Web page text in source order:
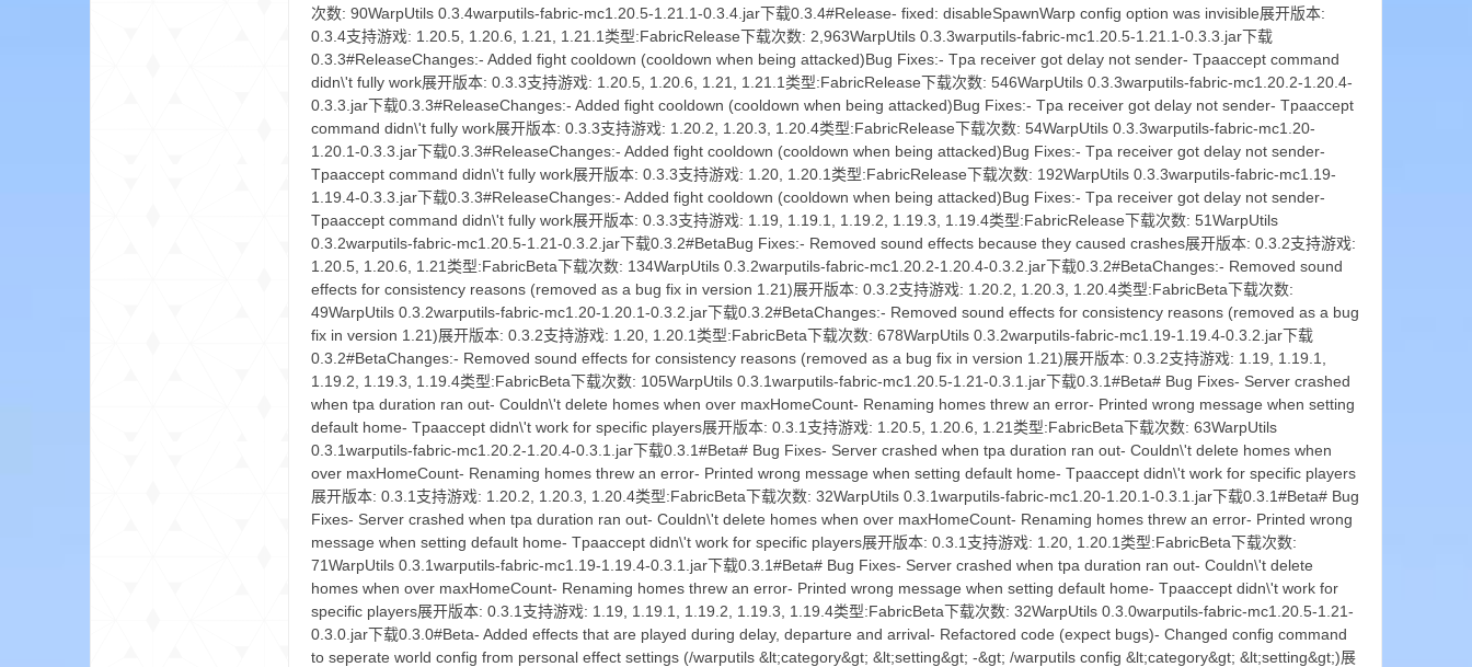
次数: 90WarpUtils 0.3.4warputils-fabric-mc1.20.5-1.21.1-0.3.4.jar下载0.3.4#Release- fixed: disableSpawnWarp config option was invisible展开版本:
0.3.4支持游戏: 1.20.5, 1.20.6, 1.21, 1.21.1类型:FabricRelease下载次数: 2,963WarpUtils 0.3.3warputils-fabric-mc1.20.5-1.21.1-0.3.3.jar下载
0.3.3#ReleaseChanges:- Added fight cooldown (cooldown when being attacked)Bug Fixes:- Tpa receiver got delay not sender- Tpaaccept command
didn\'t fully work展开版本: 0.3.3支持游戏: 1.20.5, 1.20.6, 1.21, 1.21.1类型:FabricRelease下载次数: 546WarpUtils 0.3.3warputils-fabric-mc1.20.2-1.20.4-
0.3.3.jar下载0.3.3#ReleaseChanges:- Added fight cooldown (cooldown when being attacked)Bug Fixes:- Tpa receiver got delay not sender- Tpaaccept
command didn\'t fully work展开版本: 0.3.3支持游戏: 1.20.2, 1.20.3, 1.20.4类型:FabricRelease下载次数: 54WarpUtils 0.3.3warputils-fabric-mc1.20-
1.20.1-0.3.3.jar下载0.3.3#ReleaseChanges:- Added fight cooldown (cooldown when being attacked)Bug Fixes:- Tpa receiver got delay not sender-
Tpaaccept command didn\'t fully work展开版本: 0.3.3支持游戏: 1.20, 1.20.1类型:FabricRelease下载次数: 192WarpUtils 0.3.3warputils-fabric-mc1.19-
1.19.4-0.3.3.jar下载0.3.3#ReleaseChanges:- Added fight cooldown (cooldown when being attacked)Bug Fixes:- Tpa receiver got delay not sender-
Tpaaccept command didn\'t fully work展开版本: 0.3.3支持游戏: 1.19, 1.19.1, 1.19.2, 1.19.3, 1.19.4类型:FabricRelease下载次数: 51WarpUtils
0.3.2warputils-fabric-mc1.20.5-1.21-0.3.2.jar下载0.3.2#BetaBug Fixes:- Removed sound effects because they caused crashes展开版本: 0.3.2支持游戏:
1.20.5, 1.20.6, 1.21类型:FabricBeta下载次数: 134WarpUtils 0.3.2warputils-fabric-mc1.20.2-1.20.4-0.3.2.jar下载0.3.2#BetaChanges:- Removed sound
effects for consistency reasons (removed as a bug fix in version 1.21)展开版本: 0.3.2支持游戏: 1.20.2, 1.20.3, 1.20.4类型:FabricBeta下载次数:
49WarpUtils 0.3.2warputils-fabric-mc1.20-1.20.1-0.3.2.jar下载0.3.2#BetaChanges:- Removed sound effects for consistency reasons (removed as a bug
fix in version 1.21)展开版本: 0.3.2支持游戏: 1.20, 1.20.1类型:FabricBeta下载次数: 678WarpUtils 0.3.2warputils-fabric-mc1.19-1.19.4-0.3.2.jar下载
0.3.2#BetaChanges:- Removed sound effects for consistency reasons (removed as a bug fix in version 1.21)展开版本: 0.3.2支持游戏: 1.19, 1.19.1,
1.19.2, 1.19.3, 1.19.4类型:FabricBeta下载次数: 105WarpUtils 0.3.1warputils-fabric-mc1.20.5-1.21-0.3.1.jar下载0.3.1#Beta# Bug Fixes- Server crashed
when tpa duration ran out- Couldn\'t delete homes when over maxHomeCount- Renaming homes threw an error- Printed wrong message when setting
default home- Tpaaccept didn\'t work for specific players展开版本: 0.3.1支持游戏: 1.20.5, 1.20.6, 1.21类型:FabricBeta下载次数: 63WarpUtils
0.3.1warputils-fabric-mc1.20.2-1.20.4-0.3.1.jar下载0.3.1#Beta# Bug Fixes- Server crashed when tpa duration ran out- Couldn\'t delete homes when
over maxHomeCount- Renaming homes threw an error- Printed wrong message when setting default home- Tpaaccept didn\'t work for specific players
展开版本: 0.3.1支持游戏: 1.20.2, 1.20.3, 1.20.4类型:FabricBeta下载次数: 32WarpUtils 0.3.1warputils-fabric-mc1.20-1.20.1-0.3.1.jar下载0.3.1#Beta# Bug
Fixes- Server crashed when tpa duration ran out- Couldn\'t delete homes when over maxHomeCount- Renaming homes threw an error- Printed wrong
message when setting default home- Tpaaccept didn\'t work for specific players展开版本: 0.3.1支持游戏: 1.20, 1.20.1类型:FabricBeta下载次数:
71WarpUtils 0.3.1warputils-fabric-mc1.19-1.19.4-0.3.1.jar下载0.3.1#Beta# Bug Fixes- Server crashed when tpa duration ran out- Couldn\'t delete
homes when over maxHomeCount- Renaming homes threw an error- Printed wrong message when setting default home- Tpaaccept didn\'t work for
specific players展开版本: 0.3.1支持游戏: 1.19, 1.19.1, 1.19.2, 1.19.3, 1.19.4类型:FabricBeta下载次数: 32WarpUtils 0.3.0warputils-fabric-mc1.20.5-1.21-
0.3.0.jar下载0.3.0#Beta- Added effects that are played during delay, departure and arrival- Refactored code (expect bugs)- Changed config command
to seperate world config from personal effect settings (/warputils &lt;category&gt; &lt;setting&gt; -&gt; /warputils config &lt;category&gt; &lt;setting&gt;)展